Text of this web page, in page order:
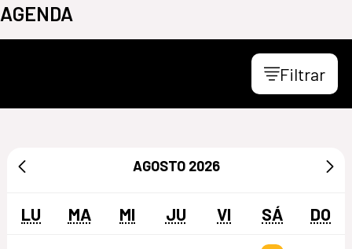
AGENDA
Filtrar
AGOSTO 2026
LU MA MI JU VI SÁ DO